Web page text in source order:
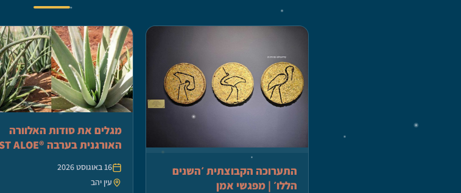
התערוכה הקבוצתית ׳השנים
הללו׳ | מפגשי אמן
מגלים את סודות האלוורה
האורגנית בערבה ®JUST ALOE
16 באוגוסט 2026
עין יהב